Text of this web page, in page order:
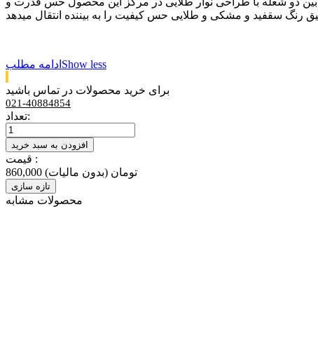
ادامه مطلب Show less
برای خرید محصولات در تماس باشید
021-40884854
تعداد:
افزودن به سبد خرید
قیمت :
860,000 تومان (بدون مالیات)
محصولات مشابه